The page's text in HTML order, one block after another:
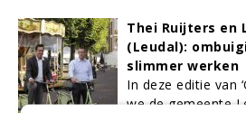
Thei Ruijters en
(Leudal):
slimmer werken
In deze editie van
we de gemeente